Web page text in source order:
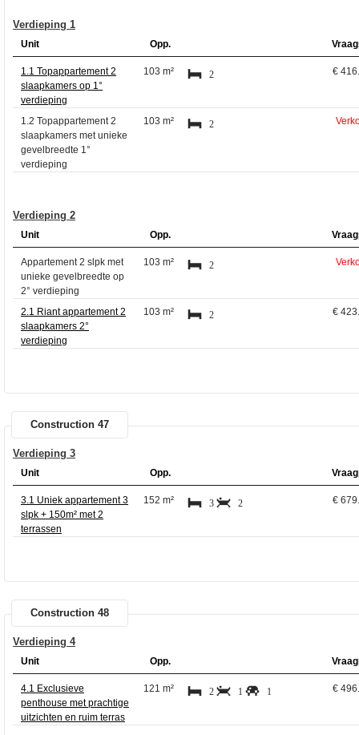
Verdieping 1
Unit Opp.
1.1 Topappartement 2
slaapkamers op 1°
verdieping
103 m² 2 €
1.2 Topappartement 2
slaapkamers met unieke
gevelbreedte 1°
verdieping
103 m² 2
Verdieping 2
Unit Opp.
Appartement 2 slpk met
unieke gevelbreedte op
2° verdieping
103 m² 2
2.1 Riant appartement 2
slaapkamers 2°
verdieping
103 m² 2 €
Construction 47
Verdieping 3
Unit Opp.
3.1 Uniek appartement 3
slpk + 150m² met 2
terrassen
152 m² 3 2 €
Construction 48
Verdieping 4
Unit Opp.
4.1 Exclusieve
penthouse met prachtige
uitzichten en ruim terras
121 m² 2 1 1 €